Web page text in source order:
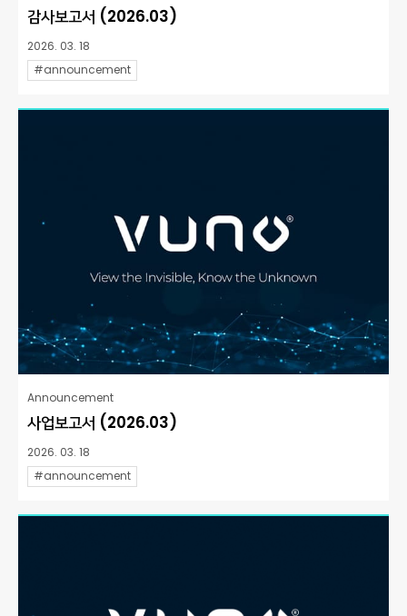
감사보고서 (2026.03)
2026. 03. 18
#announcement
Announcement
사업보고서 (2026.03)
2026. 03. 18
#announcement